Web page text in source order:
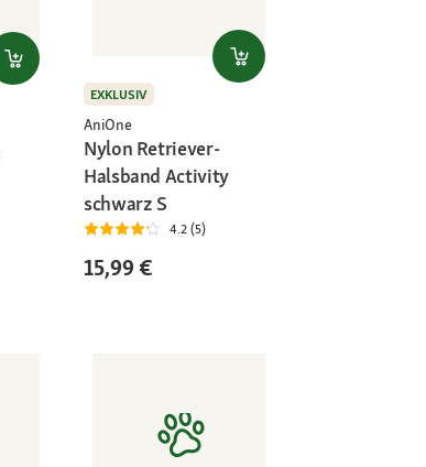
EXKLUSIV
AniOne
Nylon Retriever-
Halsband Activity
schwarz S
4.2 (5)
15,99 €